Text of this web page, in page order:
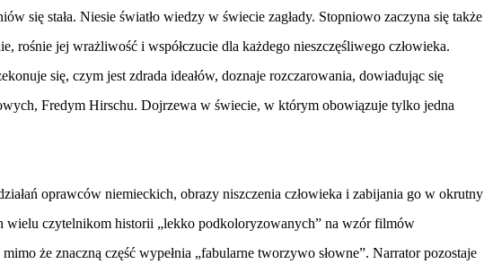
się stała. Niesie światło wiedzy w świecie zagłady. Stopniowo zaczyna się także
rośnie jej wrażliwość i współczucie dla każdego nieszczęśliwego człowieka.
się, czym jest zdrada ideałów, doznaje rozczarowania, dowiadując się
Fredym Hirschu. Dojrzewa w świecie, w którym obowiązuje tylko jedna
oprawców niemieckich, obrazy niszczenia człowieka i zabijania go w okrutny
wielu czytelnikom historii „lekko podkoloryzowanych”na wzór filmów
że znaczną część wypełnia „fabularne tworzywo słowne”. Narrator pozostaje